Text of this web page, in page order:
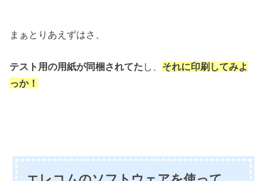
まぁとりあえずはさ、
テスト用の用紙が同梱されてた し、 それに印刷してみよ
っか！